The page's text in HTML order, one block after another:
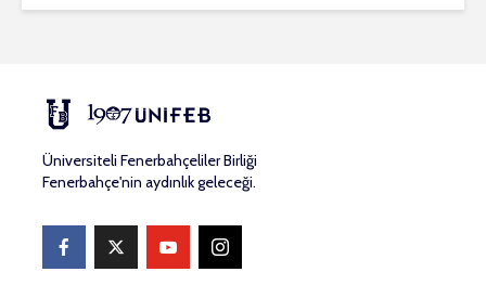
Üniversiteli Fenerbahçeliler Birliği
Fenerbahçe'nin aydınlık geleceği.